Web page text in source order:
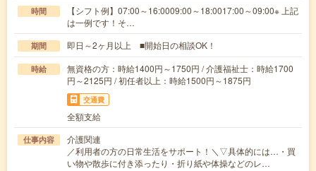
時間
【シフト例】07:00～16:0009:00～18:0017:00～09:00※ 上記
は一例です！そ…
期間 即日～2ヶ月以上 ■開始日の相談OK！
時給
無資格の方：時給1400円～1750円 / 介護福祉士：時給1700
円～2125円 / 初任者以上：時給1500円～1875円
交通費
全額支給
仕事内容
介護関連
／利用者の方の日常生活をサポート！＼▽具体的には…・買
い物や散歩に付き添ったり・折り紙や体操などのレ…